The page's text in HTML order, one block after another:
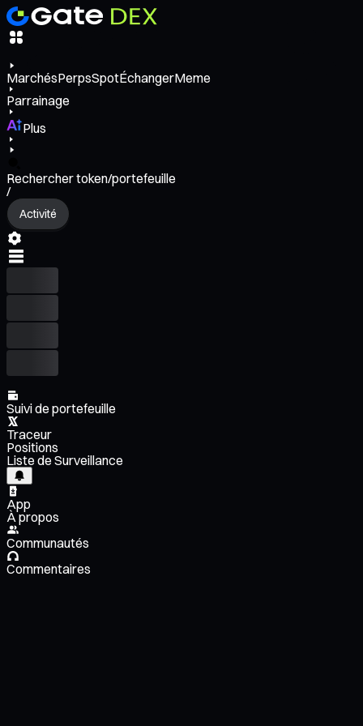
MarchésPerpsSpotÉchangerMeme
Parrainage
Plus
Rechercher token/portefeuille
/
Activité
Suivi de portefeuille
Traceur
Positions
Liste de Surveillance
App
À propos
Communautés
Commentaires